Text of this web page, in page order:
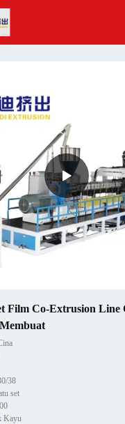
Film Co-Extrusion Line
38
set
Kayu